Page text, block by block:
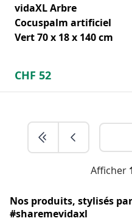
vidaXL Arbre
Cocuspalm artificiel
Vert 70 x 18 x 140 cm
CHF 52
Afficher
Nos produits, stylisés
#sharemevidaxl